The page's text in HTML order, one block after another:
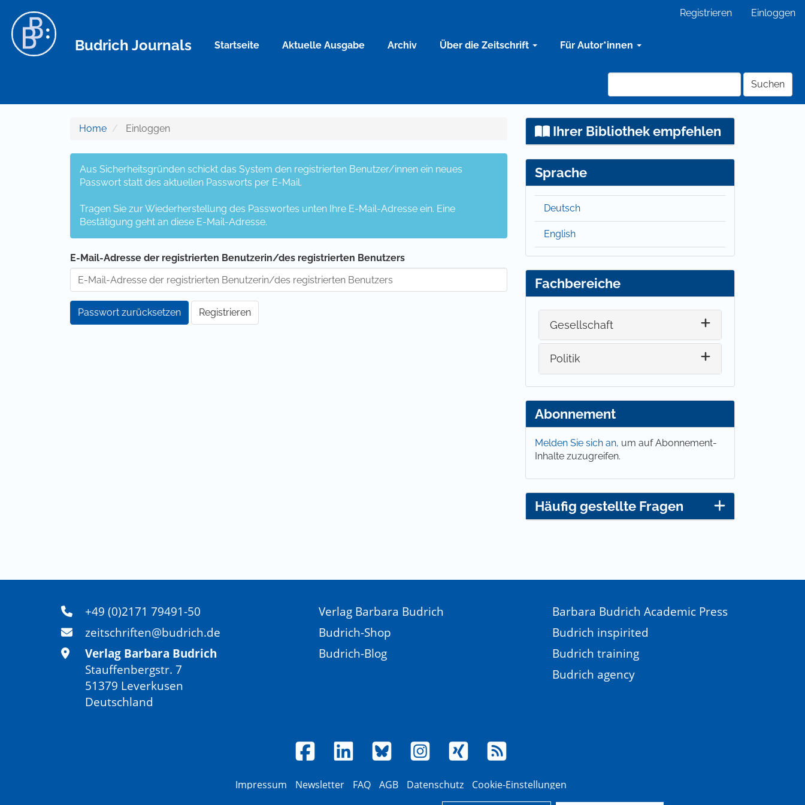
Hauptinhalt
Sidebar
Registrieren Einloggen
Budrich Journals Startseite Aktuelle Ausgabe Archiv Über die Zeitschrift Für Autor*innen
Suchen
Home Einloggen
Aus Sicherheitsgründen schickt das System den registrierten Benutzer/innen ein neues
Passwort statt des aktuellen Passworts per E-Mail.
Tragen Sie zur Wiederherstellung des Passwortes unten Ihre E-Mail-Adresse ein. Eine
Bestätigung geht an diese E-Mail-Adresse.
E-Mail-Adresse der registrierten Benutzerin/des registrierten Benutzers
Passwort zurücksetzen Registrieren
Ihrer Bibliothek empfehlen
Sprache
Deutsch
English
Fachbereiche
Gesellschaft
Politik
Abonnement
Melden Sie sich an, um auf Abonnement-
Inhalte zuzugreifen.
Häufig gestellte Fragen
+49 (0)2171 79491-50
zeitschriften@budrich.de
Verlag Barbara Budrich
Stauffenbergstr. 7
51379 Leverkusen
Deutschland
Verlag Barbara Budrich
Budrich-Shop
Budrich-Blog
Barbara Budrich Academic Press
Budrich inspirited
Budrich training
Budrich agency
Impressum Newsletter FAQ AGB Datenschutz Cookie-Einstellungen